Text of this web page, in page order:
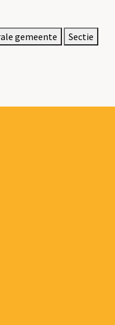
gemeente
Sectie